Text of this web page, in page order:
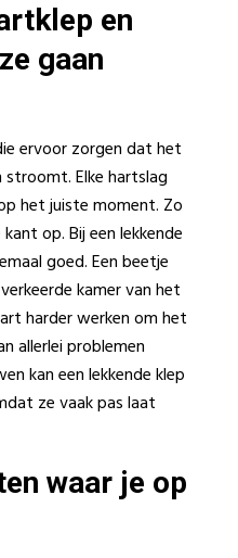
en
gaan
ervoor zorgen dat het
Elke hartslag
het juiste moment. Zo
op. Bij een lekkende
goed. Een beetje
kamer van het
harder werken om het
allerlei problemen
kan een lekkende klep
ze vaak pas laat
waar je op